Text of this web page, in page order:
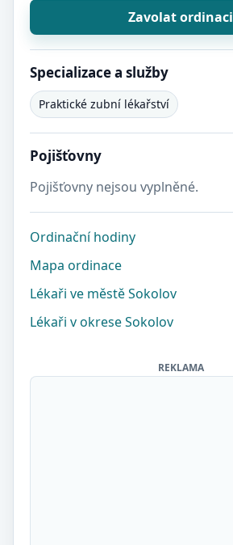
Zavolat ordinaci
Specializace a služby
Praktické zubní lékařství
Pojišťovny
Pojišťovny nejsou vyplněné.
Ordinační hodiny
Mapa ordinace
Lékaři ve městě Sokolov
Lékaři v okrese Sokolov
REKLAMA